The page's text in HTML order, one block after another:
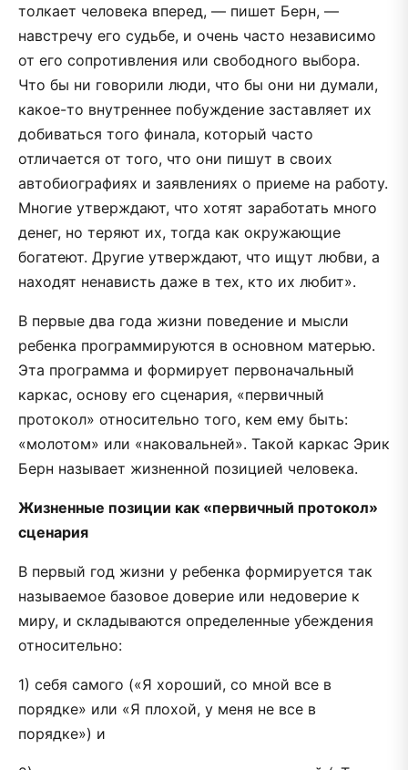
толкает человека вперед, — пишет Берн, —
навстречу его судьбе, и очень часто независимо
от его сопротивления или свободного выбора.
Что бы ни говорили люди, что бы они ни думали,
какое-то внутреннее побуждение заставляет их
добиваться того финала, который часто
отличается от того, что они пишут в своих
автобиографиях и заявлениях о приеме на работу.
Многие утверждают, что хотят заработать много
денег, но теряют их, тогда как окружающие
богатеют. Другие утверждают, что ищут любви, а
находят ненависть даже в тех, кто их любит».
В первые два года жизни поведение и мысли
ребенка программируются в основном матерью.
Эта программа и формирует первоначальный
каркас, основу его сценария, «первичный
протокол» относительно того, кем ему быть:
«молотом» или «наковальней». Такой каркас Эрик
Берн называет жизненной позицией человека.
Жизненные позиции как «первичный протокол»
сценария
В первый год жизни у ребенка формируется так
называемое базовое доверие или недоверие к
миру, и складываются определенные убеждения
относительно:
1) себя самого («Я хороший, со мной все в
порядке» или «Я плохой, у меня не все в
порядке») и